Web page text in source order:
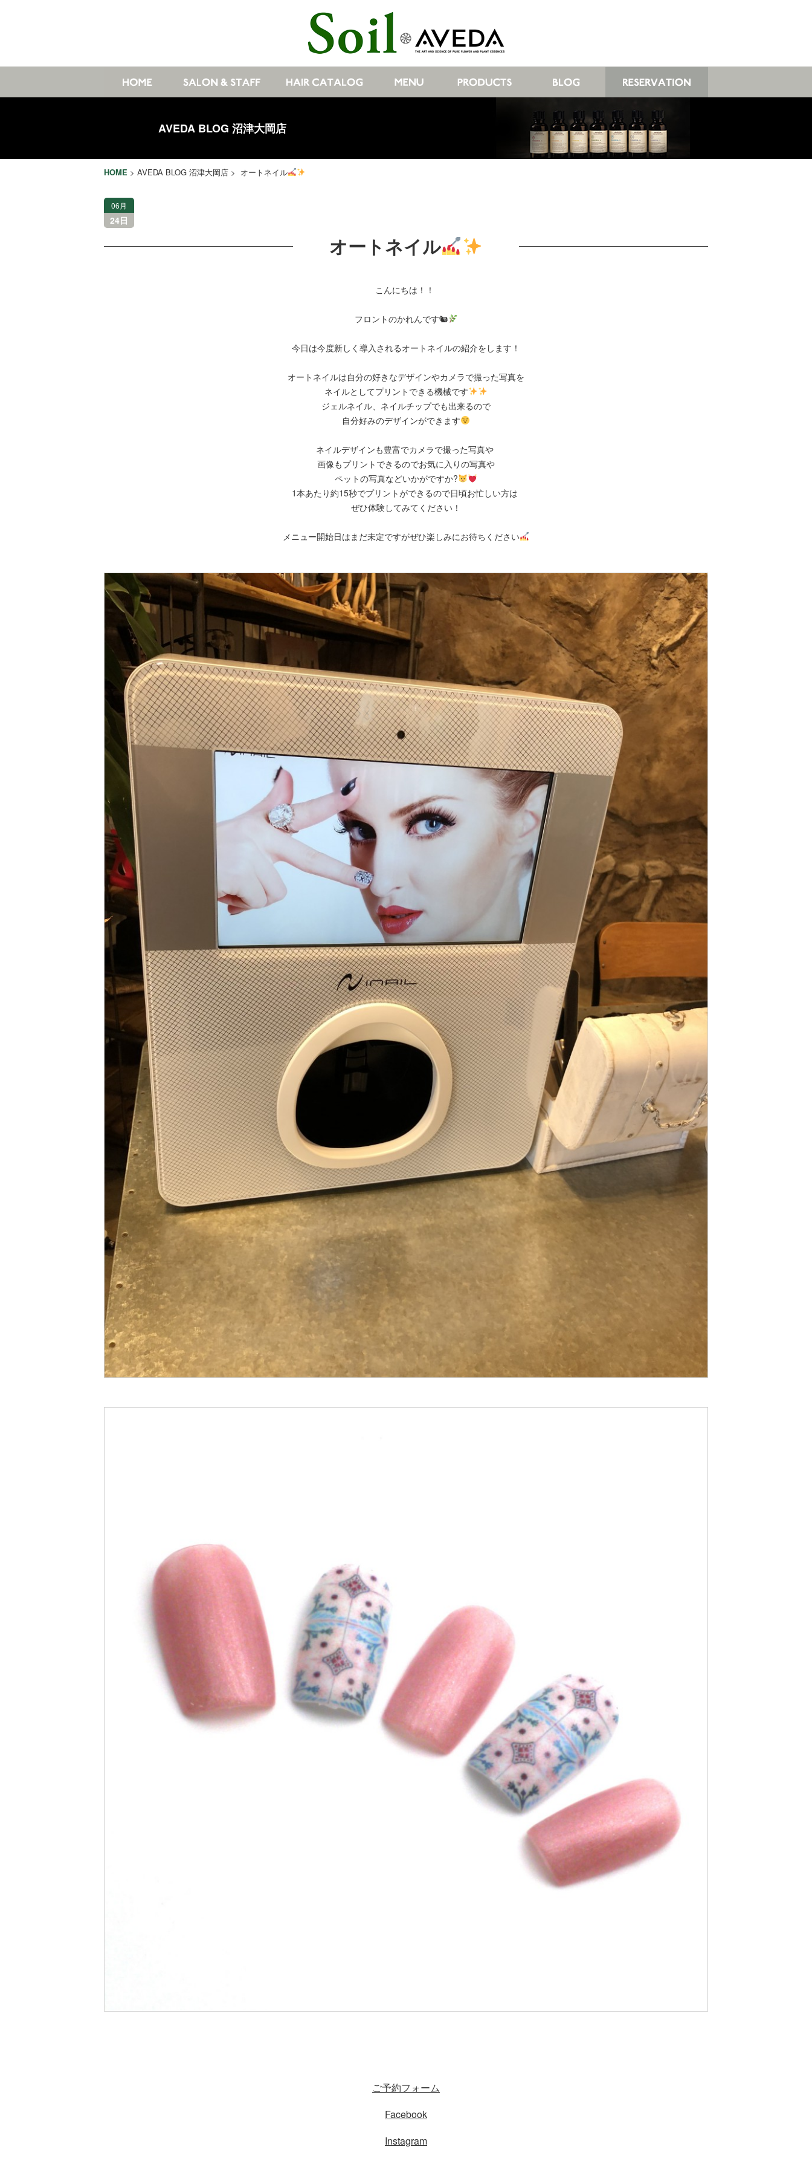
AVEDA BLOG 沼津大岡店
HOME > AVEDA BLOG 沼津大岡店 > オートネイル
06月
24日
オートネイル
こんにちは！！
フロントのかれんです🐿
今日は今度新しく導入されるオートネイルの紹介をします！
オートネイルは自分の好きなデザインやカメラで撮った写真を
ネイルとしてプリントできる機械です
ジェルネイル、ネイルチップでも出来るので
自分好みのデザインができます
ネイルデザインも豊富でカメラで撮った写真や
画像もプリントできるのでお気に入りの写真や
ペットの写真などいかがですか?
1本あたり約15秒でプリントができるので日頃お忙しい方は
ぜひ体験してみてください！
メニュー開始日はまだ未定ですがぜひ楽しみにお待ちください
ご予約フォーム
Facebook
Instagram